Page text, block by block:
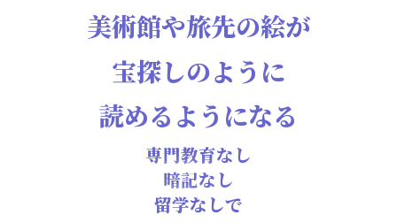
美術館や旅先の絵が
宝探しのように
読めるようになる
専門教育なし
暗記なし
留学なしで